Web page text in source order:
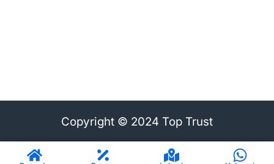
Copyright © 2024 Top Trust